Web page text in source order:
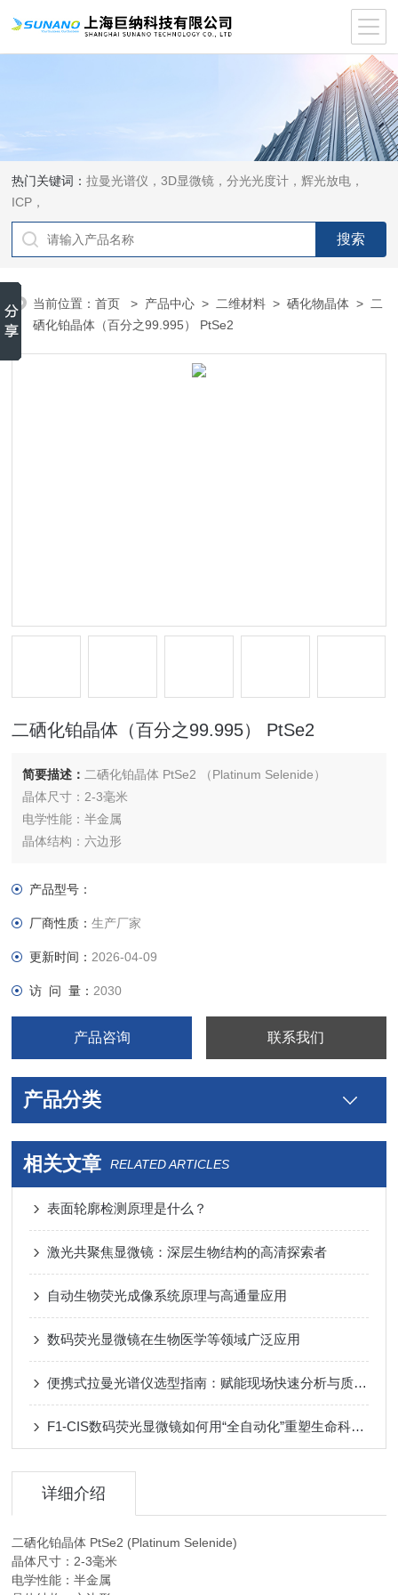
热门关键词：拉曼光谱仪，3D显微镜，分光光度计，辉光放电，
ICP，
当前位置：首页 > 产品中心 > 二维材料 >硒化物晶体 > 二
硒化铂晶体（百分之99.995） PtSe2
二硒化铂晶体（百分之99.995） PtSe2
简要描述： 二硒化铂晶体 PtSe2 （Platinum Selenide）
晶体尺寸：2-3毫米
电学性能：半金属
晶体结构：六边形
120°
晶体纯度：＞99.995%
产品型号：
厂商性质：生产厂家
更新时间： 2026-04-09
访 问 量： 2030
产品咨询 联系我们
产品分类
相关文章 RELATED ARTICLES
表面轮廓检测原理是什么？
激光共聚焦显微镜：深层生物结构的高清探索者
自动生物荧光成像系统原理与高通量应用​
数码荧光显微镜在生物医学等领域广泛应用
便携式拉曼光谱仪选型指南：赋能现场快速分析与质量控制
F1-CIS数码荧光显微镜如何用“全自动化”重塑生命科学研究？
详细介绍
二硒化铂晶体 PtSe2 (Platinum Selenide)
晶体尺寸：2-3毫米
电学性能：半金属